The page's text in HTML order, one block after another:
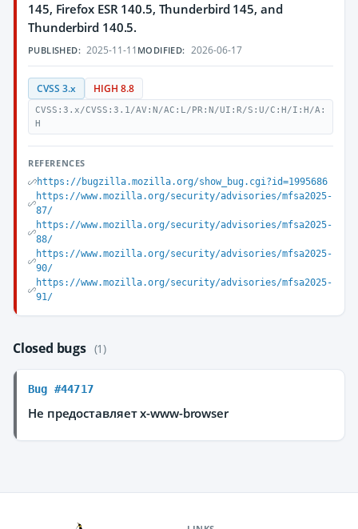
145, Firefox ESR 140.5, Thunderbird 145, and
Thunderbird 140.5.
PUBLISHED: 2025-11-11 MODIFIED: 2026-06-17
CVSS 3.x HIGH 8.8
CVSS:3.x/CVSS:3.1/AV:N/AC:L/PR:N/UI:R/S:U/C:H/I:H/A:
H
REFERENCES
https://bugzilla.mozilla.org/show_bug.cgi?id=1995686
https://www.mozilla.org/security/advisories/mfsa2025-
87/
https://www.mozilla.org/security/advisories/mfsa2025-
88/
https://www.mozilla.org/security/advisories/mfsa2025-
90/
https://www.mozilla.org/security/advisories/mfsa2025-
91/
Closed bugs (1)
Bug #44717
Не предоставляет x-www-browser